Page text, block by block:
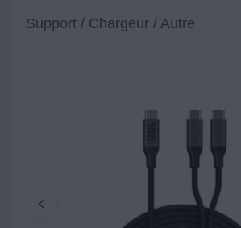
Support / Chargeur / Autre